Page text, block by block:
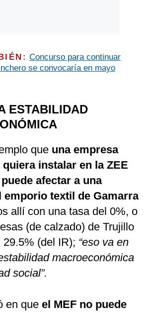
Concurso para continuar
se convocaría en mayo
ESTABILIDAD
que una empresa
instalar en la ZEE
afectar a una
emporio textil de Gamarra
allí con una tasa del 0%, o
(de calzado) de Trujillo
29.5% (del IR); “eso va en
macroeconómica
social”.
en que el MEF no puede